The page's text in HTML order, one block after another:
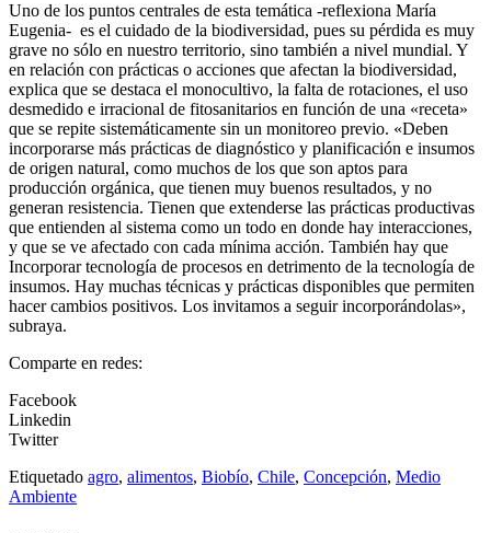
Uno de los puntos centrales de esta temática -reflexiona María
Eugenia- es el cuidado de la biodiversidad, pues su pérdida es muy
grave no sólo en nuestro territorio, sino también a nivel mundial. Y
en relación con prácticas o acciones que afectan la biodiversidad,
explica que se destaca el monocultivo, la falta de rotaciones, el uso
desmedido e irracional de fitosanitarios en función de una «receta»
que se repite sistemáticamente sin un monitoreo previo. «Deben
incorporarse más prácticas de diagnóstico y planificación e insumos
de origen natural, como muchos de los que son aptos para
producción orgánica, que tienen muy buenos resultados, y no
generan resistencia. Tienen que extenderse las prácticas productivas
que entienden al sistema como un todo en donde hay interacciones,
y que se ve afectado con cada mínima acción. También hay que
Incorporar tecnología de procesos en detrimento de la tecnología de
insumos. Hay muchas técnicas y prácticas disponibles que permiten
hacer cambios positivos. Los invitamos a seguir incorporándolas»,
subraya.
Comparte en redes:
Facebook
Linkedin
Twitter
Etiquetado agro, alimentos, Biobío, Chile, Concepción, Medio
Ambiente